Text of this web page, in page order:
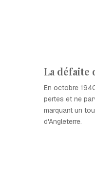
La défaite
En octobre
pertes et ne
marquant un
d'Angleterre.